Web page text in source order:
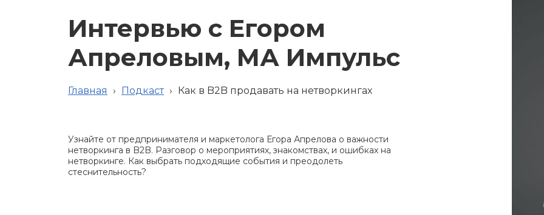
Интервью с Егором
Апреловым, МА Импульс
Главная › Подкаст › Как в B2B продавать на нетворкингах
Узнайте от предпринимателя и маркетолога Егора Апрелова о важности
нетворкинга в B2B. Разговор о мероприятиях, знакомствах, и ошибках на
нетворкинге. Как выбрать подходящие события и преодолеть
стеснительность?